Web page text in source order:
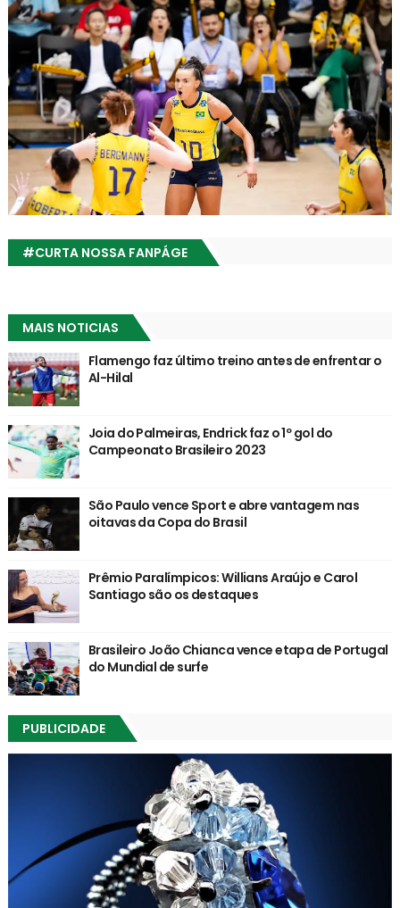
#CURTA NOSSA FANPÁGE
MAIS NOTICIAS
Flamengo faz último treino antes de enfrentar o
Al-Hilal
Joia do Palmeiras, Endrick faz o 1º gol do
Campeonato Brasileiro 2023
São Paulo vence Sport e abre vantagem nas
oitavas da Copa do Brasil
Prêmio Paralímpicos: Willians Araújo e Carol
Santiago são os destaques
Brasileiro João Chianca vence etapa de Portugal
do Mundial de surfe
PUBLICIDADE